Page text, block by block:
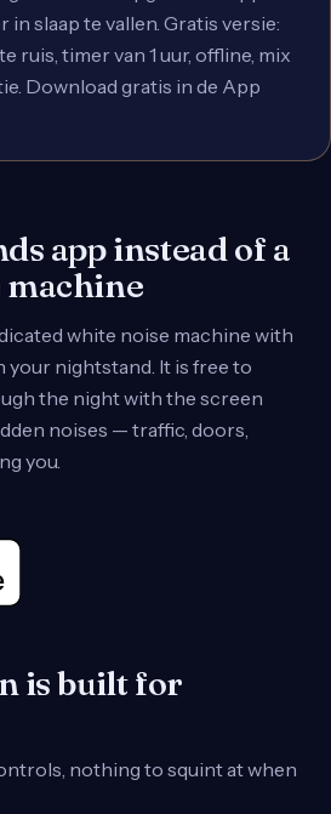
in slaap te vallen. Gratis versie:
ruis, timer van 1 uur, offline, mix
Download gratis in de App
app instead of a
machine
white noise machine with
your nightstand. It is free to
the night with the screen
noises — traffic, doors,
you.
is built for
nothing to squint at when